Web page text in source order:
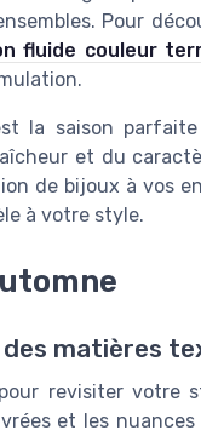
Pour
fluide couleur
la saison
et du
de bijoux à vos
à votre style.
matières
pour revisiter
et les